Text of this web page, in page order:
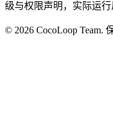
级与权限声明，实际运行
© 2026 CocoLoop Team.